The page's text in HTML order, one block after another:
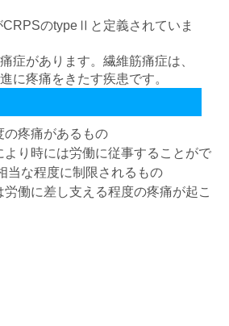
のtypeⅡと定義されていま
症があります。繊維筋痛症は、
に疼痛をきたす疾患です。
の疼痛があるもの
り時には労働に従事することがで
当な程度に制限されるもの
働に差し支える程度の疼痛が起こ